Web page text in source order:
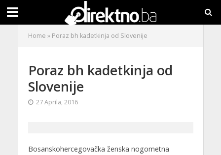
Home » Poraz bh kadetkinja od Slovenije
Poraz bh kadetkinja od
Slovenije
27 Aprila, 2016
Bosanskohercegovačka ženska nogometna